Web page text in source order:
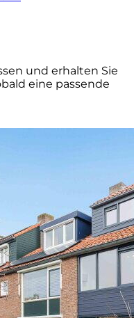
und erhalten Sie
eine passende